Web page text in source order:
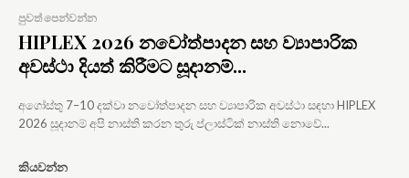
පුවත් පෙන්වන්න
HIPLEX 2026 නවෝත්පාදන සහ ව්‍යාපාරික
අවස්ථා දියත් කිරීමට සූදානම්...
අගෝස්තු 7–10 දක්වා නවෝත්පාදන සහ ව්‍යාපාරික අවස්ථා සඳහා HIPLEX
2026 සූදානම් අපි නාස්ති කරන තුරු ප්ලාස්ටික් නාස්ති නොවේ...
කියවන්න